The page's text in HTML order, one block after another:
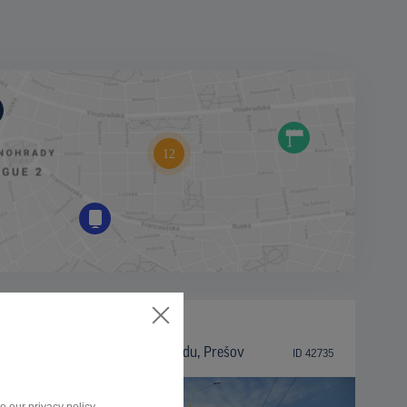
Trieda arm. gen. L. Svobodu, Prešov ID 42735